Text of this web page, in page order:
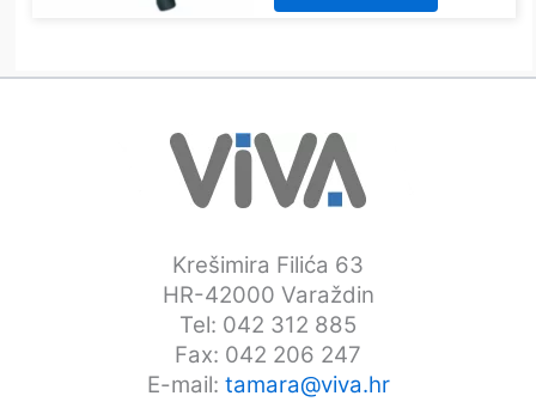
Krešimira Filića 63
HR-42000 Varaždin
Tel: 042 312 885
Fax: 042 206 247
E-mail: tamara@viva.hr